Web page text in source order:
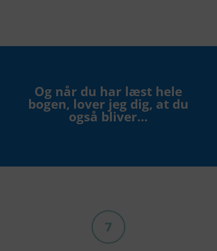
Og når du har læst hele
bogen, lover jeg dig, at du
også bliver…